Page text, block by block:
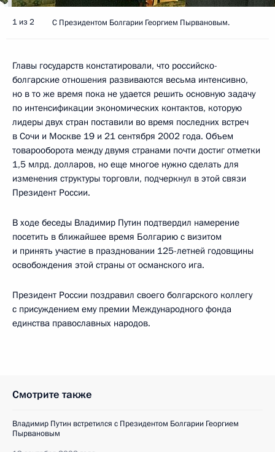
1 из 2 С Президентом Болгарии Георгием Пырвановым.
Главы государств констатировали, что российско-
болгарские отношения развиваются весьма интенсивно,
но в то же время пока не удается решить основную задачу
по интенсификации экономических контактов, которую
лидеры двух стран поставили во время последних встреч
в Сочи и Москве 19 и 21 сентября 2002 года. Объем
товарооборота между двумя странами почти достиг отметки
1,5 млрд. долларов, но еще многое нужно сделать для
изменения структуры торговли, подчеркнул в этой связи
Президент России.
В ходе беседы Владимир Путин подтвердил намерение
посетить в ближайшее время Болгарию с визитом
и принять участие в праздновании 125-летней годовщины
освобождения этой страны от османского ига.
Президент России поздравил своего болгарского коллегу
с присуждением ему премии Международного фонда
единства православных народов.
Смотрите также
Владимир Путин встретился с Президентом Болгарии Георгием
Пырвановым